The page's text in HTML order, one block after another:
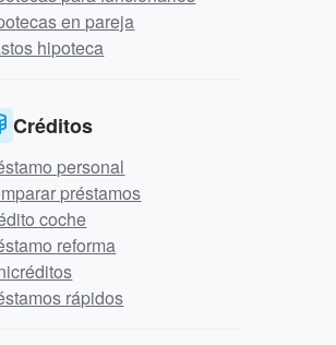
en pareja
hipoteca
Créditos
personal
préstamos
coche
reforma
rápidos